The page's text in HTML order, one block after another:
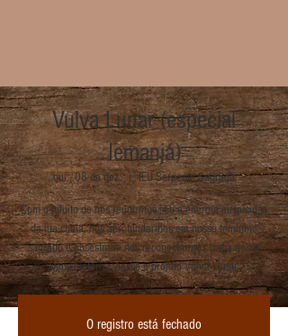
Vulva Lunar (especial
Iemanjá)
qui., 08 de dez.
  |
IEU Serpente Sagrada
Com o intuito de nos reunirmos sob a energia auspiciosa
da lua cheia, nos aprofundarmos em nosso feminino
sagrado e ancestral e nos reconectarmos coma nossa
Deusa interior, nasce o projeto Vulva Lunar.
O registro está fechado